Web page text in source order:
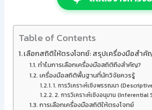
Table of Contents
เลือกสถิติให้ตรงโจทย์: สรุปเครื่องมือสำ
ทำไมการเลือกเครื่องมือสถิติถึงสำคัญ?
เครื่องมือสถิติพื้นฐานที่นักวิจัยควรรู้
1. การวิเคราะห์เชิงพรรณนา
2. การวิเคราะห์เชิงอนุมาน
การเลือกเครื่องมือสถิติให้ตรงโจทย์